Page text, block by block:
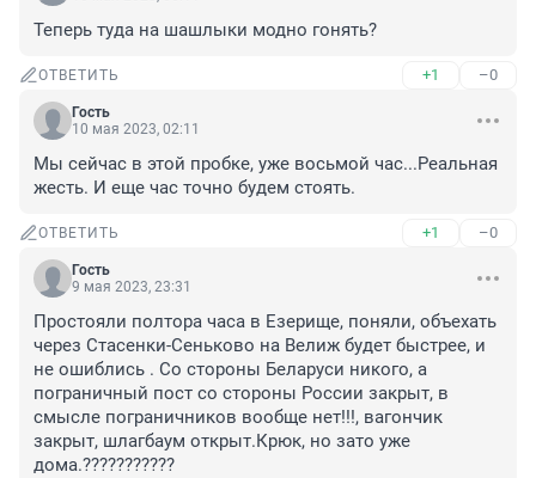
Теперь туда на шашлыки модно гонять?
ОТВЕТИТЬ +1 –0
Гость
10 мая 2023, 02:11
Мы сейчас в этой пробке, уже восьмой час...Реальная
жесть. И еще час точно будем стоять.
ОТВЕТИТЬ +1 –0
Гость
9 мая 2023, 23:31
Простояли полтора часа в Езерище, поняли, объехать
через Стасенки-Сеньково на Велиж будет быстрее, и
не ошиблись . Со стороны Беларуси никого, а
пограничный пост со стороны России закрыт, в
смысле пограничников вообще нет!!!, вагончик
закрыт, шлагбаум открыт.Крюк, но зато уже
дома.???????????